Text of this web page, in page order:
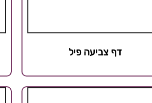
דף צביעה פיל